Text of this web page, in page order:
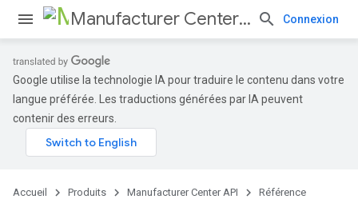
Manufacturer Center API Connexion
Google utilise la technologie IA pour traduire le contenu dans votre
langue préférée. Les traductions générées par IA peuvent
contenir des erreurs.
Accueil Produits Manufacturer Center API Référence